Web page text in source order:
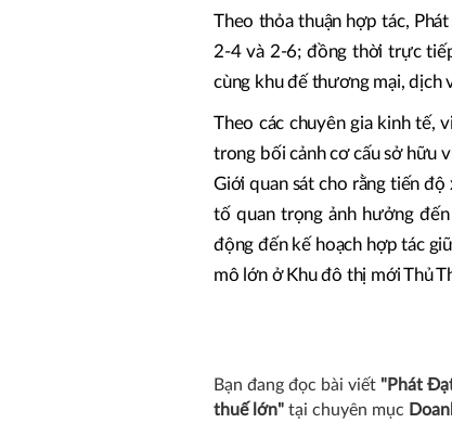
Theo thỏa thuận hợp tác,
2-4 và 2-6; đồng thời trực
cùng khu đế thương mại, dịch
Theo các chuyên gia kinh tế,
trong bối cảnh cơ cấu sở hữu
Giới quan sát cho rằng tiến
tố quan trọng ảnh hưởng
động đến kế hoạch hợp tác
mô lớn ở Khu đô thị mới Thủ
Bạn đang đọc bài viết "Phát
thuế lớn" tại chuyên mục